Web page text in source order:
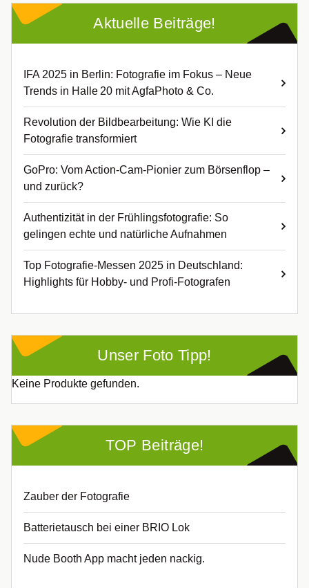
Aktuelle Beiträge!
IFA 2025 in Berlin: Fotografie im Fokus – Neue
Trends in Halle 20 mit AgfaPhoto & Co.
Revolution der Bildbearbeitung: Wie KI die
Fotografie transformiert
GoPro: Vom Action-Cam-Pionier zum Börsenflop –
und zurück?
Authentizität in der Frühlingsfotografie: So
gelingen echte und natürliche Aufnahmen
Top Fotografie-Messen 2025 in Deutschland:
Highlights für Hobby- und Profi-Fotografen
Unser Foto Tipp!
Keine Produkte gefunden.
TOP Beiträge!
Zauber der Fotografie
Batterietausch bei einer BRIO Lok
Nude Booth App macht jeden nackig.